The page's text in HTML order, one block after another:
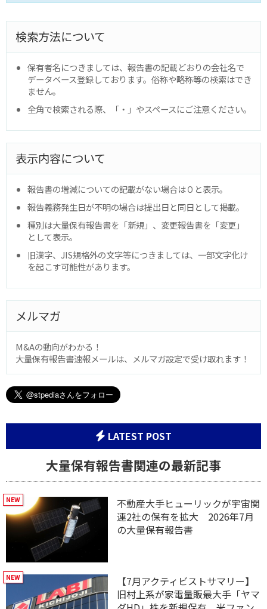
検索方法について
保有者名につきましては、報告書の記載どおりの会社名で
データベース登録しております。俗称や略称等の検索はでき
ません。
全角で検索される際、「・」やスペースにご注意ください。
表示内容について
報告書の増減についての記載がない場合は０と表示。
報告義務発生日が不明の場合は提出日と同日として掲載。
種別は大量保有報告書を「新規」、変更報告書を「変更」
として表示。
旧漢字、JIS規格外の文字等につきましては、一部文字化け
を起こす可能性があります。
メルマガ
M&Aの動向がわかる！
大量保有報告書速報メールは、メルマガ設定で受け取れます！
LATEST POST
大量保有報告書関連の最新記事
不動産大手ヒューリックが宇宙関
連2社の保有を拡大 2026年7月
の大量保有報告書
【7月アクティビストサマリー】
旧村上系が家電量販最大手「ヤマ